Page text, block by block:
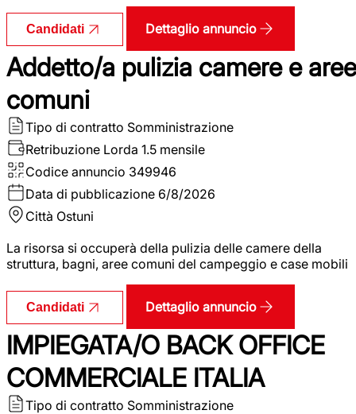
Candidati Dettaglio annuncio
Addetto/a pulizia camere e aree
comuni
Tipo di contratto Somministrazione
Retribuzione Lorda 1.5 mensile
Codice annuncio 349946
Data di pubblicazione 6/8/2026
Città Ostuni
La risorsa si occuperà della pulizia delle camere della
struttura, bagni, aree comuni del campeggio e case mobili
Candidati Dettaglio annuncio
IMPIEGATA/O BACK OFFICE
COMMERCIALE ITALIA
Tipo di contratto Somministrazione